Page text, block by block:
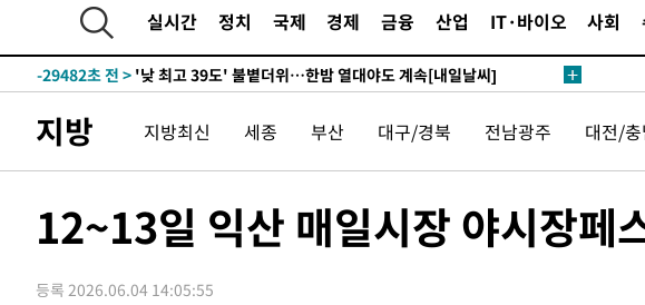
실시간 정치 국제 경제 금융 산업 IT·바이오 사회
-30086초 전 >
[속보]합참 "북, 동해상으로 미상 발사체 발사"
-29482초 전 >
-29441초 전 > [속보]7~9일 프로야구 3연전도 폭염 취소…11일 재개
-28930초 전 >
'월드컵 탈락 후폭풍' 축구협회…초유의 압수수색에 '충격·당황'
-28770초 전 >서울 낮 37.9도, 올여름 최고치 경신…영등포 순간 '40도'
-24427초 전 >
[속보]코스닥, 800p 회복…0.26% 오른 801.67 마감
-24222초 전 >[속보]원·달러 환율, 0.7원 내린 1423.8원 마감
지방 지방최신 세종 부산 대구/경북 전남광주 대전/
12~13일 익산 매일시장 야시장
등록 2026.06.04 14:05:55